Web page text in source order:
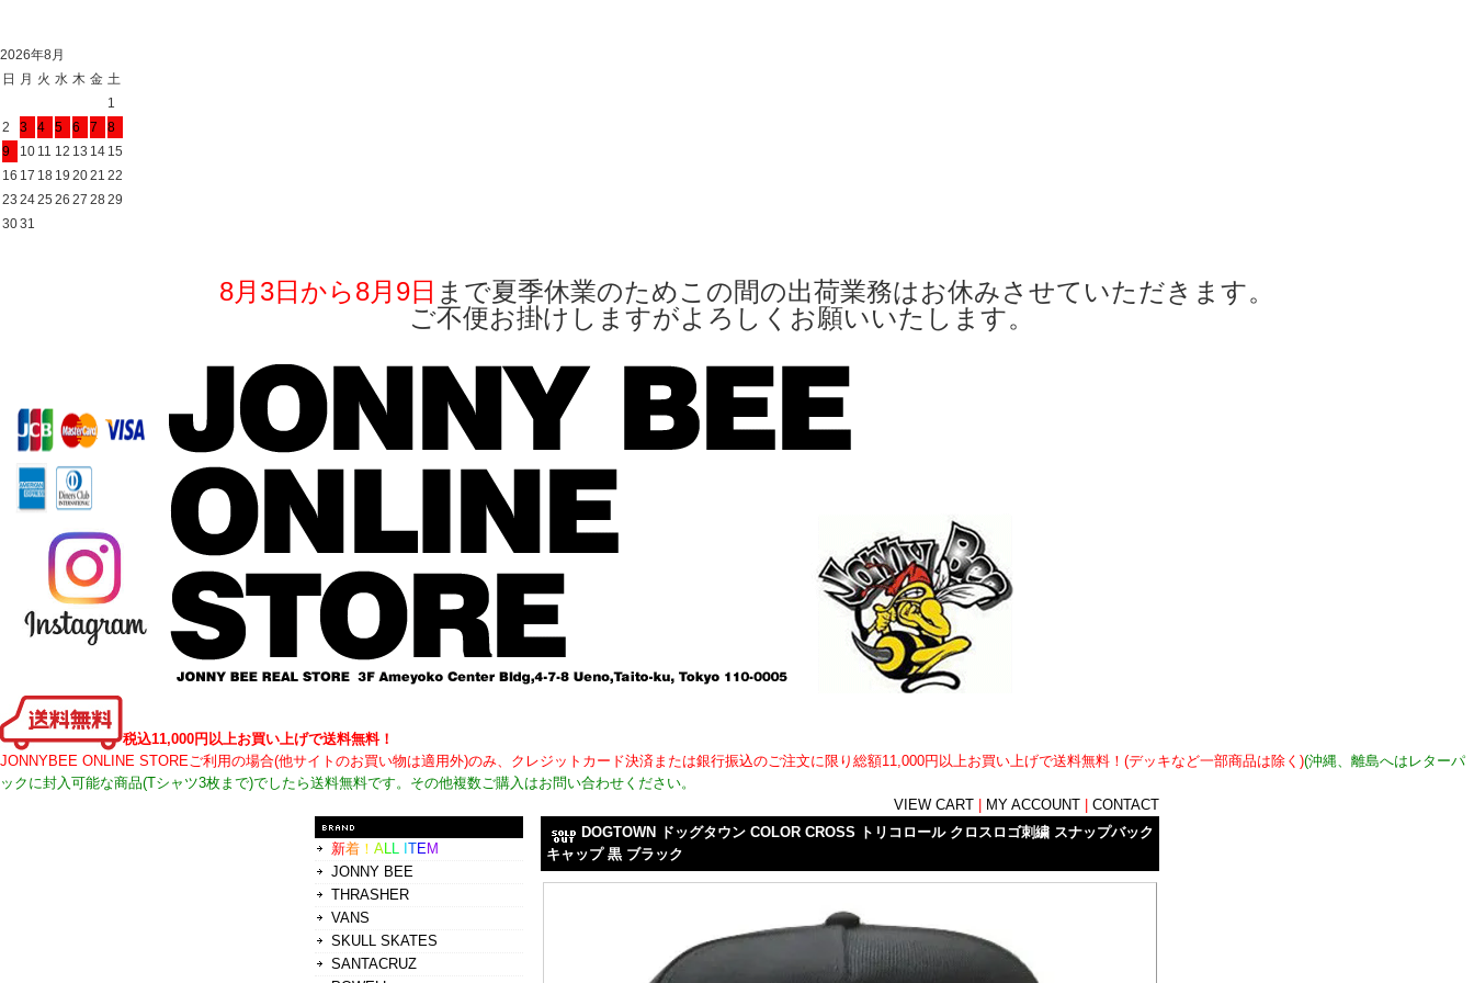
2026年8月
日
月 火 水 木 金 土
1
2
3 4 5 6 7
8
9
10 11 12 13 14 15
16 17 18 19 2021 22
23 2425 26 27 2829
3031
8月3日から8月9日 まで夏季休業のためこの間の出荷業務はお休みさせていただきます。
ご不便お掛けしますがよろしくお願いいたします。
税込11,000円以上お買い上げで送料無料！
JONNYBEE ONLINE STOREご利用の場合(他サイトのお買い物は適用外)のみ、クレジットカード決済または銀行振込のご注文に限り総額11,000円以上お買い上げで送料無料！(デッキなど一部商品は除く)(沖縄、離島へはレターパ
ックに封入可能な商品(Tシャツ3枚まで)でしたら送料無料です。その他複数ご購入はお問い合わせください。
VIEW CART
MY ACCOUNT CONTACT
新着 ！ ALL TEM
JONNY BEE
THRASHER
VANS
SKULL SKATES
SANTACRUZ
DOGTOWN ドッグタウン COLOR CROSS トリコロール クロスロゴ刺繍 スナップバック
キャップ 黒 ブラック